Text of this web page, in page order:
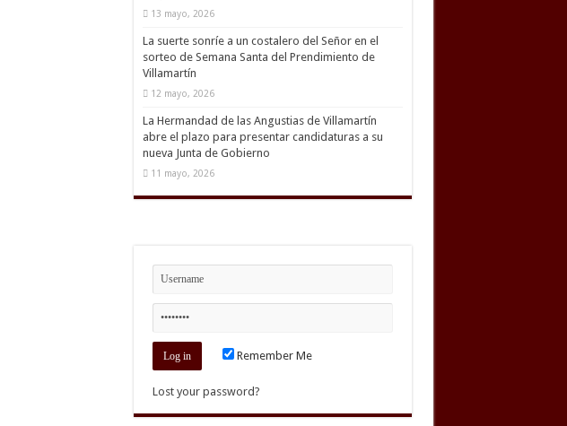
13 mayo, 2026
La suerte sonríe a un costalero del Señor en el
sorteo de Semana Santa del Prendimiento de
Villamartín
12 mayo, 2026
La Hermandad de las Angustias de Villamartín
abre el plazo para presentar candidaturas a su
nueva Junta de Gobierno
11 mayo, 2026
Remember Me
Lost your password?